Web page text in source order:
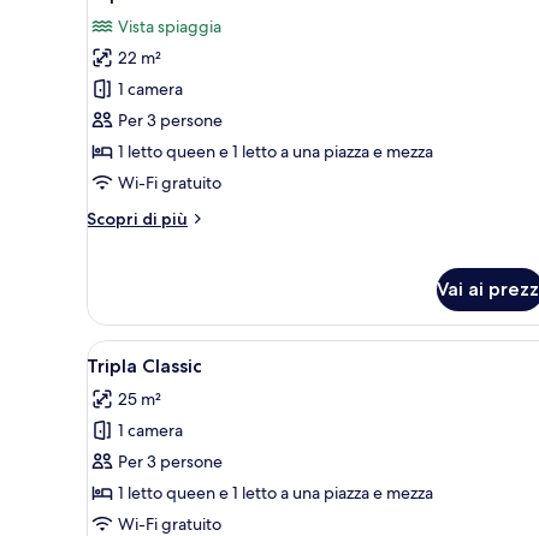
letti
singoli
tutte
le
foto
per
Tripla
Comfort
Vista spiaggia
22 m²
1 camera
Per 3 persone
1 letto queen e 1 letto a una piazza e mezza
Wi-Fi gratuito
Scopri di più
Altri
Vai ai
Apri
tutte
le
foto
per
Tripla
Classic
Tripla Classic | Biancheria da
3
Tripla Classic
25 m²
1 camera
Per 3 persone
1 letto queen e 1 letto a una piazza e mezza
Wi-Fi gratuito